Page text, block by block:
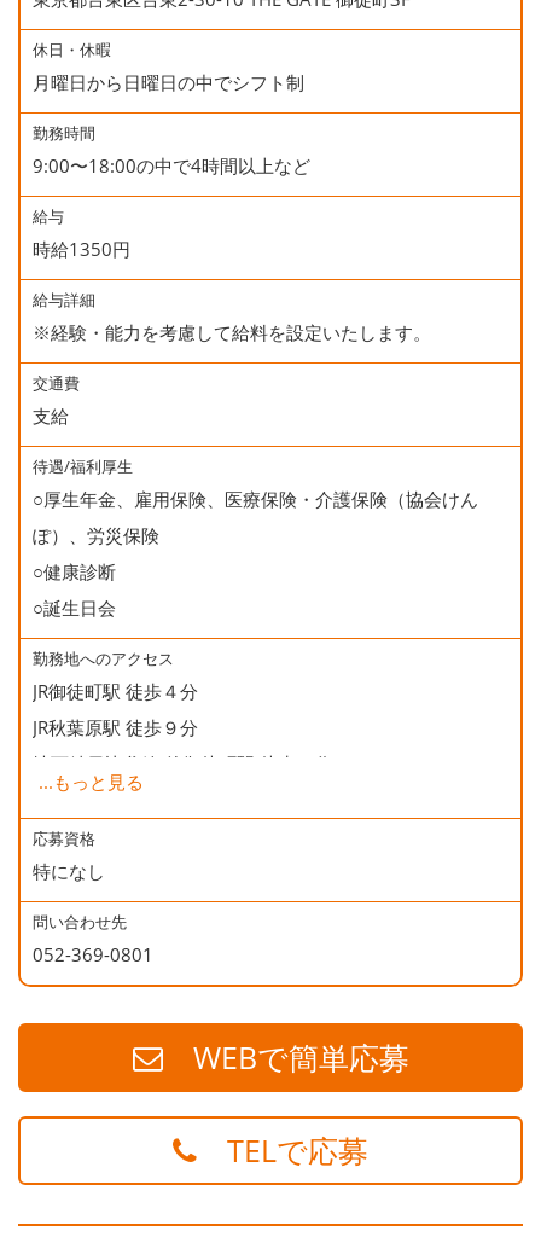
休日・休暇
月曜日から日曜日の中でシフト制
勤務時間
9:00〜18:00の中で4時間以上など
給与
時給1350円
給与詳細
※経験・能力を考慮して給料を設定いたします。
交通費
支給
待遇/福利厚生
○厚生年金、雇用保険、医療保険・介護保険（協会けん
ぽ）、労災保険
○健康診断
○誕生日会
勤務地へのアクセス
JR御徒町駅 徒歩４分
JR秋葉原駅 徒歩９分
地下鉄日比谷線 仲御徒町駅 徒歩２分
地下鉄銀座線 末広町駅 徒歩５分
地下鉄大江戸線 上野御徒町駅 徒歩５分
...もっと見る
応募資格
特になし
問い合わせ先
052-369-0801
WEBで簡単応募
TELで応募